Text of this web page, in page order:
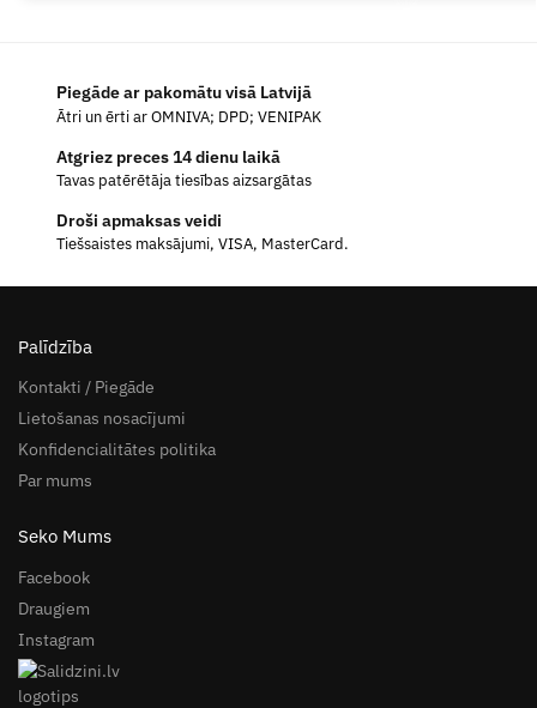
Piegāde ar pakomātu visā Latvijā
Ātri un ērti ar OMNIVA; DPD; VENIPAK
Atgriez preces 14 dienu laikā
Tavas patērētāja tiesības aizsargātas
Droši apmaksas veidi
Tiešsaistes maksājumi, VISA, MasterCard.
Palīdzība
Kontakti / Piegāde
Lietošanas nosacījumi
Konfidencialitātes politika
Par mums
Seko Mums
Facebook
Draugiem
Instagram